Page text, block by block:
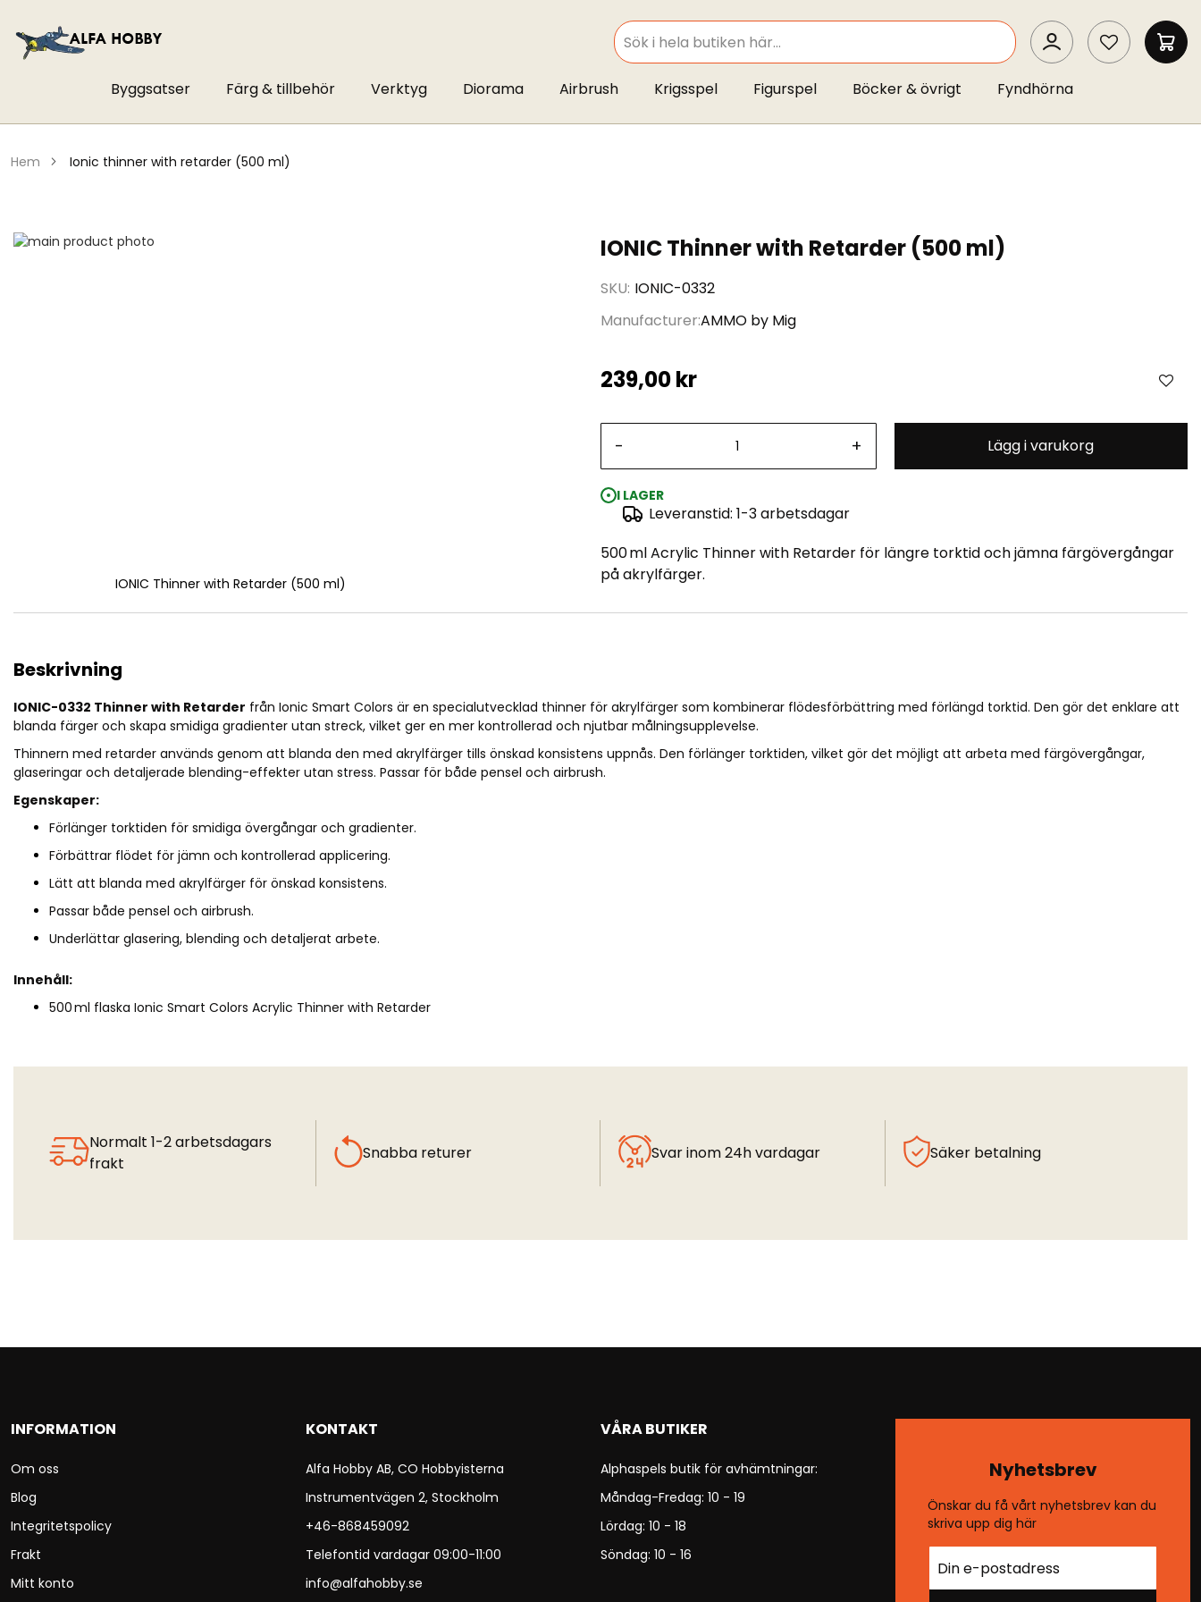
SEARCH
SEARCH
MIN
Byggsatser Färg & tillbehör Verktyg Diorama Airbrush Krigsspel Figurspel Böcker & övrigt Fyndhörna
hem ionic thinner with retarder (500 ml)
IONIC Thinner with Retarder (500 ml)
SKU IONIC-0332
ManufacturerAMMO by Mig
239,00 kr
- + Lägg i varukorg
I LAGER
Leveranstid: 1-3 arbetsdagar
500 ml Acrylic Thinner with Retarder för längre torktid och jämna färgövergångar
på akrylfärger.
Hoppa
IONIC Thinner with Retarder (500 ml)
Beskrivning
IONIC-0332 Thinner with Retarder från Ionic Smart Colors är en specialutvecklad thinner för akrylfärger som kombinerar flödesförbättring med förlängd torktid. Den gör det enklare att
blanda färger och skapa smidiga gradienter utan streck, vilket ger en mer kontrollerad och njutbar målningsupplevelse.
Thinnern med retarder används genom att blanda den med akrylfärger tills önskad konsistens uppnås. Den förlänger torktiden, vilket gör det möjligt att arbeta med färgövergångar,
glaseringar och detaljerade blending-effekter utan stress. Passar för både pensel och airbrush.
Egenskaper:
Förlänger torktiden för smidiga övergångar och gradienter.
Förbättrar flödet för jämn och kontrollerad applicering.
Lätt att blanda med akrylfärger för önskad konsistens.
Passar både pensel och airbrush.
Underlättar glasering, blending och detaljerat arbete.
Innehåll:
500 ml flaska Ionic Smart Colors Acrylic Thinner with Retarder
Normalt 1-2 arbetsdagars
frakt
Snabba returer Svar inom 24h vardagar Säker betalning
INFORMATION
Om oss
Blog
Integritetspolicy
Frakt
Mitt konto
KONTAKT
Alfa Hobby AB, CO Hobbyisterna
Instrumentvägen 2, Stockholm
+46-868459092
Telefontid vardagar 09:00-11:00
info@alfahobby.se
VÅRA BUTIKER
Alphaspels butik för avhämtningar:
Måndag-Fredag: 10 - 19
Lördag: 10 - 18
Söndag: 10 - 16
Nyhetsbrev
Önskar du få vårt nyhetsbrev kan du
skriva upp dig här